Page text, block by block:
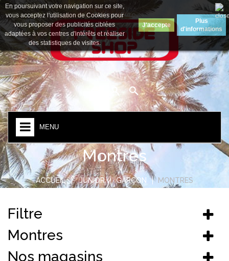
Devise : Euro
MENU
En poursuivant votre navigation sur ce site,
vous acceptez l'utilisation de Cookies pour
vous proposer des publicités ciblées
adaptées à vos centres d'intérêts et réaliser
des statistiques de visites.
J'accepte
Plus
d'informations
Montres
ACCUEIL JUNIOR GARÇON MONTRES
Filtre
Montres
Nos magasins